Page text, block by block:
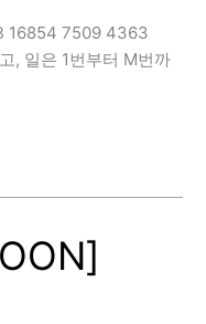
16854 7509 4363
, 일은 1번부터 M번까